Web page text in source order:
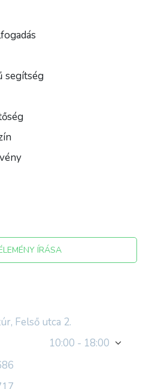
és présházként
hangulatát, stílusát.
és bővebb tájékoztatás
email címen :
dereszla
segítség
ÍRÁSA
Felső utca 2.
10:00 - 18:00